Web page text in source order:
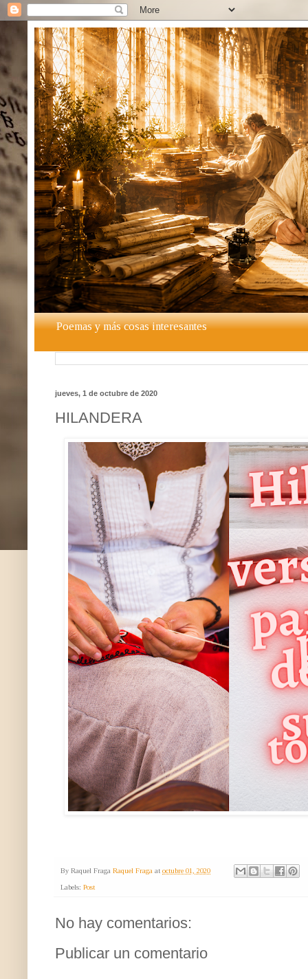
Poemas y más cosas interesantes
jueves, 1 de octubre de 2020
HILANDERA
By Raquel Fraga Raquel Fraga at octubre 01, 2020
Labels: Post
No hay comentarios:
Publicar un comentario